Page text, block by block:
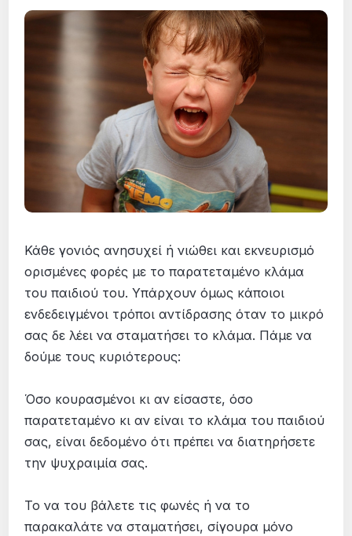
Κάθε γονιός ανησυχεί ή νιώθει και εκνευρισμό
ορισμένες φορές με το παρατεταμένο κλάμα
του παιδιού του. Υπάρχουν όμως κάποιοι
ενδεδειγμένοι τρόποι αντίδρασης όταν το μικρό
σας δε λέει να σταματήσει το κλάμα. Πάμε να
δούμε τους κυριότερους:
Όσο κουρασμένοι κι αν είσαστε, όσο
παρατεταμένο κι αν είναι το κλάμα του παιδιού
σας, είναι δεδομένο ότι πρέπει να διατηρήσετε
την ψυχραιμία σας.
Το να του βάλετε τις φωνές ή να το
παρακαλάτε να σταματήσει, σίγουρα μόνο